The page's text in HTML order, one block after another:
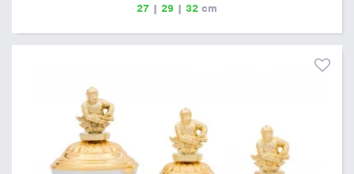
27 | 29 | 32 cm